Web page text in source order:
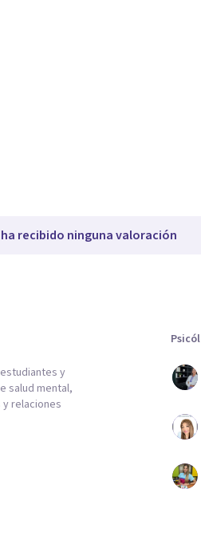
recibido ninguna valoración
y
salud mental,
relaciones